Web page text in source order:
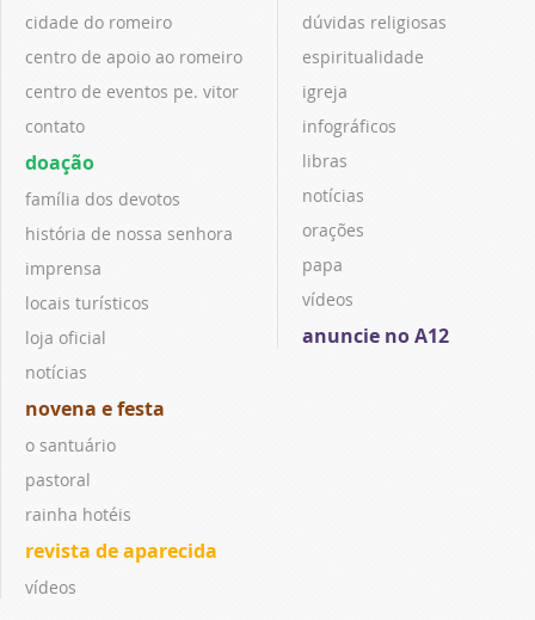
cidade do romeiro
centro de apoio ao romeiro
centro de eventos pe. vitor
contato
doação
família dos devotos
história de nossa senhora
imprensa
locais turísticos
loja oficial
notícias
novena e festa
o santuário
pastoral
rainha hotéis
revista de aparecida
vídeos
dúvidas religiosas
espiritualidade
igreja
infográficos
libras
notícias
orações
papa
vídeos
anuncie no A12